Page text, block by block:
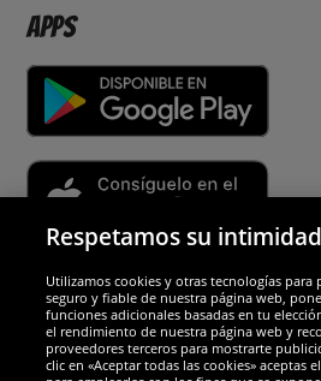
Apps
Socios y seguridad
Respetamos su intimidad
Utilizamos cookies y otras tecnologías para
seguro y fiable de nuestra página web,
funciones adicionales basadas en tu
el rendimiento de nuestra página web y
proveedores terceros para mostrarte
clic en «Aceptar todas las cookies» aceptas